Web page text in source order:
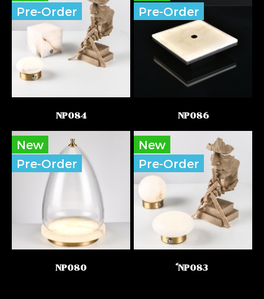
Pre-Order
NP084
Pre-Order
NP086
New
Pre-Order
NP080
New
Pre-Order
์NP083